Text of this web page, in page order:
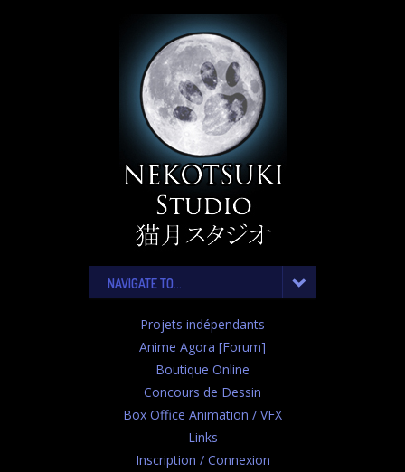
NAVIGATE TO...
Projets indépendants
Anime Agora [Forum]
Boutique Online
Concours de Dessin
Box Office Animation / VFX
Links
Inscription / Connexion